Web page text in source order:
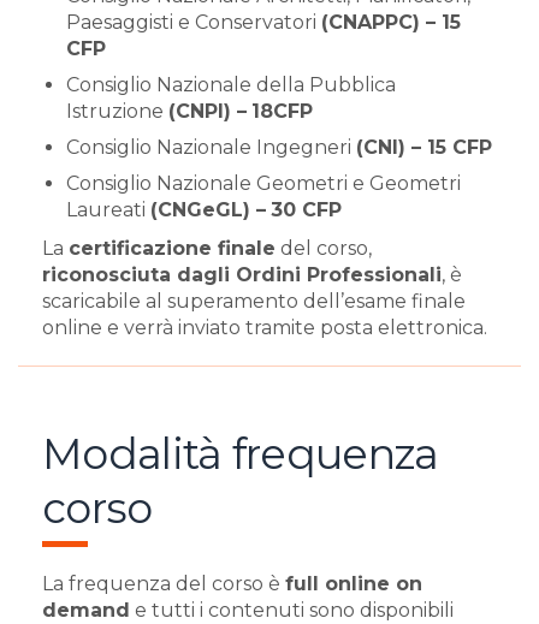
Paesaggisti e Conservatori (CNAPPC) – 15
CFP
Consiglio Nazionale della Pubblica
Istruzione (CNPI) – 18CFP
Consiglio Nazionale Ingegneri (CNI) – 15 CFP
Consiglio Nazionale Geometri e Geometri
Laureati (CNGeGL) – 30 CFP
La certificazione finale del corso,
riconosciuta dagli Ordini Professionali, è
scaricabile al superamento dell’esame finale
online e verrà inviato tramite posta elettronica.
Modalità frequenza
corso
La frequenza del corso è full online on
demand e tutti i contenuti sono disponibili